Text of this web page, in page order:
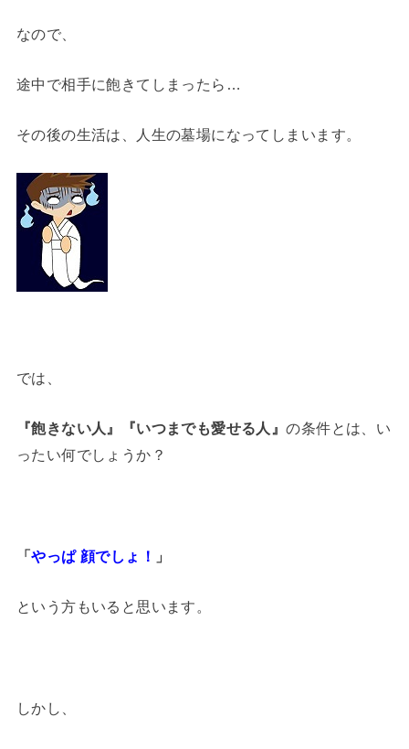
なので、
途中で相手に飽きてしまったら…
その後の生活は、人生の墓場になってしまいます。
では、
『飽きない人』『いつまでも愛せる人』の条件とは、い
ったい何でしょうか？
「やっぱ 顔でしょ！ 」
という方もいると思います。
しかし、